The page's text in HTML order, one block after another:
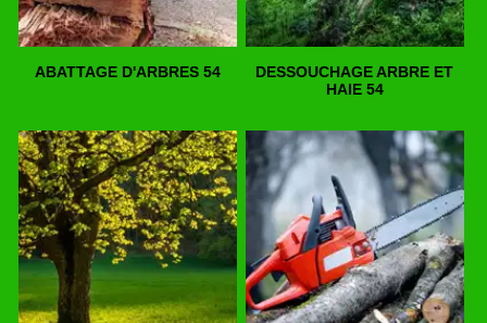
ABATTAGE D'ARBRES 54
DESSOUCHAGE ARBRE ET
HAIE 54